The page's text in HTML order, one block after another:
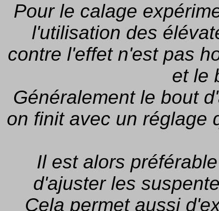
Pour le calage
l'utilisation des
contre l'effet n'est pas
et le
Généralement le bout
on finit avec un réglage
Il est alors
d'ajuster les
Cela permet aussi